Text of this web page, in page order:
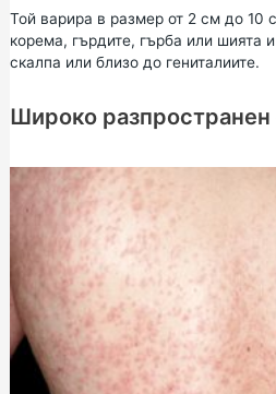
Той варира в размер от 2 см до
корема, гърдите, гърба или шията
скалпа или близо до гениталиите.
Широко разпространен